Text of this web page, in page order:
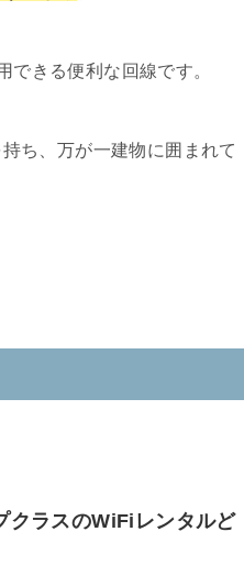
きる便利な回線です。
ち、万が一建物に囲まれて
クラスのWiFiレンタルど